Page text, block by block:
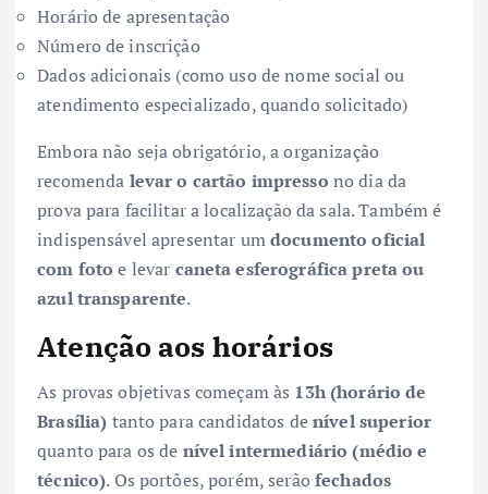
Horário de apresentação
Número de inscrição
Dados adicionais (como uso de nome social ou
atendimento especializado, quando solicitado)
Embora não seja obrigatório, a organização
recomenda levar o cartão impresso no dia da
prova para facilitar a localização da sala. Também é
indispensável apresentar umdocumento oficial
com foto e levar caneta esferográfica preta ou
azul transparente.
Atenção aos horários
As provas objetivas começam às 13h (horário de
Brasília) tanto para candidatos denível superior
quanto para os de nível intermediário (médio e
técnico). Os portões, porém, serãofechados